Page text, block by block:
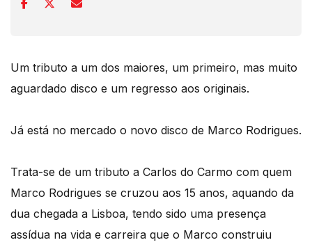
Um tributo a um dos maiores, um primeiro, mas muito
aguardado disco e um regresso aos originais.
Já está no mercado o novo disco de Marco Rodrigues.
Trata-se de um tributo a Carlos do Carmo com quem
Marco Rodrigues se cruzou aos 15 anos, aquando da
dua chegada a Lisboa, tendo sido uma presença
assídua na vida e carreira que o Marco construiu